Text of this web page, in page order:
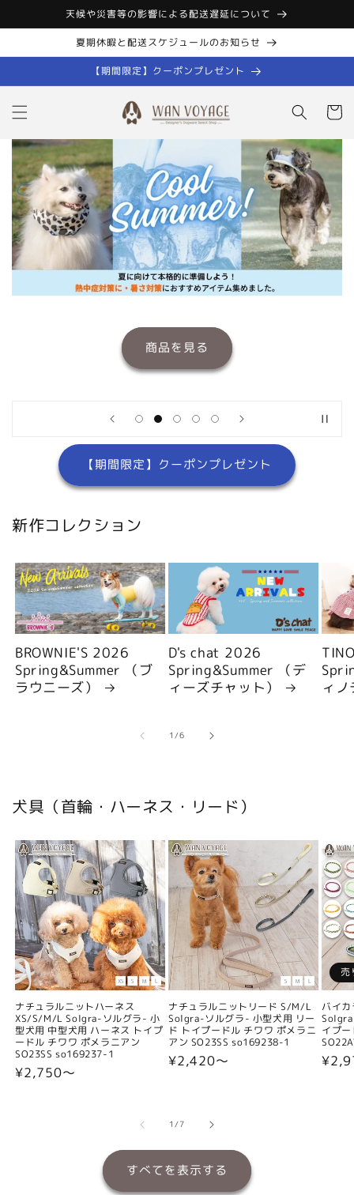
コンテン
ツに進む
天候や災害等の影響による配送遅延について
夏期休暇と配送スケジュールのお知らせ
【期間限定】クーポンプレゼント
ー
商品を見る
【期間限定】クーポンプレゼント
新作コレクション
BROWNIE'S 2026
Spring&Summer （ブ
ラウニーズ）
D's chat 2026
Spring&Summer （デ
ィーズチャット）
ィ
1/の
6
犬具（首輪・ハーネス・リード）
ナチュラルニットハーネス
XS/S/M/L Solgra-ソルグラ- 小
型犬用 中型犬用 ハーネス トイプ
ードル チワワ ポメラニアン
SO23SS so169237-1
通
¥2,750〜
ナチュラルニットリード S/M/L
Solgra-ソルグラ- 小型犬用 リー
ド トイプードル チワワ ポメラニ
アン SO23SS so169238-1
通
¥2,420〜
売
バイ
イプ
通
1/の
7
すべてを表示する